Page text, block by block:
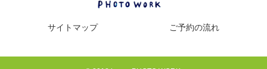
サイトマップ ご予約の流れ